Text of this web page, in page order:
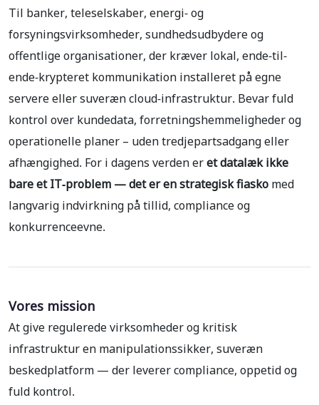
Til banker, teleselskaber, energi- og
forsyningsvirksomheder, sundhedsudbydere og
offentlige organisationer, der kræver lokal, ende-til-
ende-krypteret kommunikation installeret på egne
servere eller suveræn cloud-infrastruktur. Bevar fuld
kontrol over kundedata, forretningshemmeligheder og
operationelle planer – uden tredjepartsadgang eller
afhængighed. For i dagens verden eret datalæk ikke
bare et IT-problem — det er en strategisk fiaskomed
langvarig indvirkning på tillid, compliance og
konkurrenceevne.
Vores mission
At give regulerede virksomheder og kritisk
infrastruktur en manipulationssikker, suveræn
beskedplatform — der leverer compliance, oppetid og
fuld kontrol.